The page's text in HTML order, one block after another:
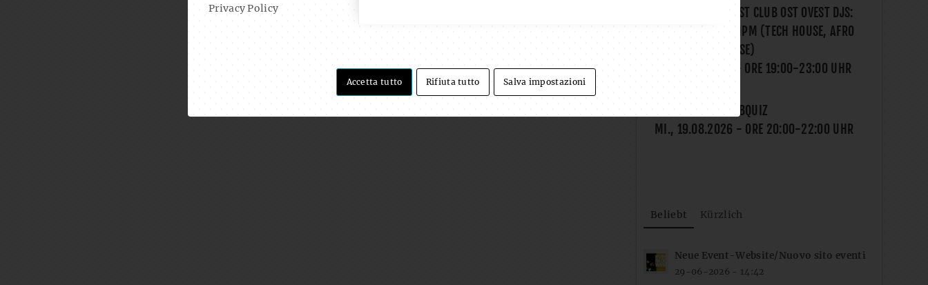
Privacy Policy
Accetta tutto Rifiuta tutto Salva impostazioni
ONELIFE X OST WEST CLUB OST OVEST DJS:
MATALUYA & SAMPM (TECH HOUSE, AFRO
HOUSE, DEEP HOUSE)
- ORE 19:00-23:00 UHR
FROG I BLED?! PUBQUIZ
MI., 19.08.2026 - ORE 20:00-22:00 UHR
Beliebt Kürzlich
Neue Event-Website/Nuovo sito eventi
29-06-2026 - 14:42